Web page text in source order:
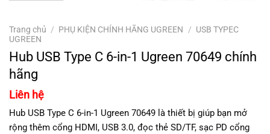
Trang chủ / PHỤ KIỆN CHÍNH HÃNG UGREEN / USB TYPEC
UGREEN
Hub USB Type C 6-in-1 Ugreen 70649 chính
hãng
Liên hệ
Hub USB Type C 6-in-1 Ugreen 70649 là thiết bị giúp bạn mở
rộng thêm cổng HDMI, USB 3.0, đọc thẻ SD/TF, sạc PD cổng